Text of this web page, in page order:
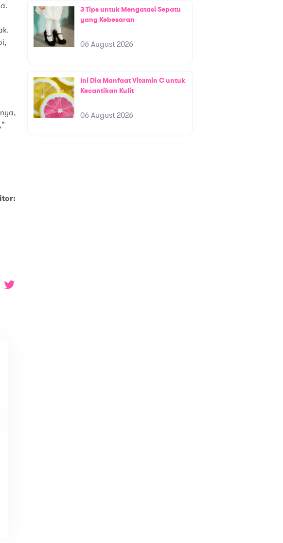
3 Tips untuk Mengatasi Sepatu
yang Kebesaran
06 August 2026
Ini Dia Manfaat Vitamin C untuk
Kecantikan Kulit
06 August 2026